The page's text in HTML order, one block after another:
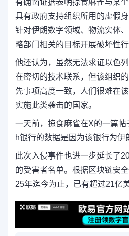
有确凿证据表明掠食麻雀与某
具有政府支持组织所用的虚假
针对伊朗数字领域、物流实体
略部门相关的目标开展破坏性行
他还认为，虽然无法求证以色
在密切的技术联系，但该组织
先事项高度一致，人们很难在
实施此类袭击的国家。
一天前，掠食麻雀在X的一篇
h银行的数据是因为该银行为伊
此次入侵事件也进一步延长了
的受害者名单。根据区块链安
25年迄今为止，已有超过21亿